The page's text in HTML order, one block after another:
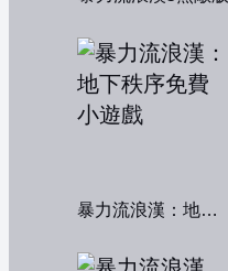
暴力流浪漢：地下秩序